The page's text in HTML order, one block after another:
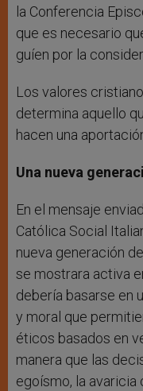
la Conferencia
que es necesario
guíen por la
Los valores
determina aquello
hacen una
Una nueva
En el mensaje
Católica Social
nueva generación
se mostrara activa
debería basarse en
y moral que
éticos basados en
manera que las
egoísmo, la avaricia